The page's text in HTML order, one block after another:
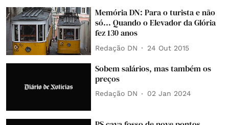
Memória DN: Para o turista e não
só... Quando o Elevador da Glória
fez 130 anos
Redação DN 24 Out 2015
Sobem salários, mas também os
preços
Redação DN 02 Jan 2024